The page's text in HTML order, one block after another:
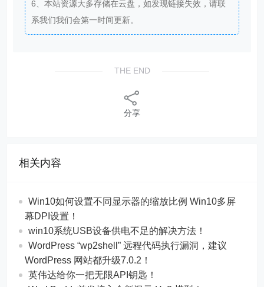
6、本站资源大多存储在云盘，如发现链接失效，请联
系我们我们会第一时间更新。
THE END
分享
相关内容
Win10如何设置不同显示器的缩放比例 Win10多屏
幕DPI设置！
win10系统USB设备供电不足的解决方法！
WordPress “wp2shell” 远程代码执行漏洞，建议
WordPress 网站都升级7.0.2！
英伟达给你一把无限API钥匙！